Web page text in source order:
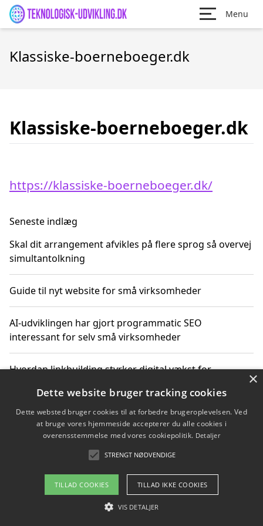
Menu
Klassiske-boerneboeger.dk
Klassiske-boerneboeger.dk
https://klassiske-boerneboeger.dk/
Seneste indlæg
Skal dit arrangement afvikles på flere sprog så overvej
simultantolkning
Guide til nyt website for små virksomheder
AI-udviklingen har gjort programmatic SEO
interessant for selv små virksomheder
Hvordan linkbuilding styrker digital vækst for
Sådan har udviklingen inden for genbrug af elektronik
ændret sig
Copyright 2026 - Pilanto Aps
Om / kontakt
×
Dette website bruger tracking cookies
Dette websted bruger cookies til at forbedre brugeroplevelsen. Ved
at bruge vores hjemmeside accepterer du alle cookies i
overensstemmelse med vores cookiepolitik. Detaljer
STRENGT NØDVENDIGE
TILLAD COOKIES TILLAD IKKE COOKIES
VIS DETALJER